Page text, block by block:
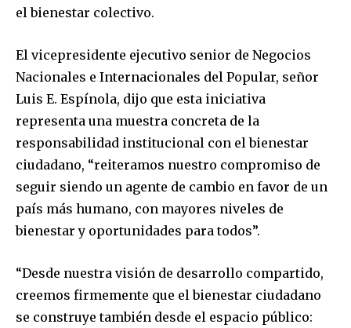
el bienestar colectivo.
El vicepresidente ejecutivo senior de Negocios
Nacionales e Internacionales del Popular, señor
Luis E. Espínola, dijo que esta iniciativa
representa una muestra concreta de la
responsabilidad institucional con el bienestar
ciudadano, “reiteramos nuestro compromiso de
seguir siendo un agente de cambio en favor de un
país más humano, con mayores niveles de
bienestar y oportunidades para todos”.
“Desde nuestra visión de desarrollo compartido,
creemos firmemente que el bienestar ciudadano
se construye también desde el espacio público: